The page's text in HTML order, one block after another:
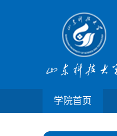
学院首页